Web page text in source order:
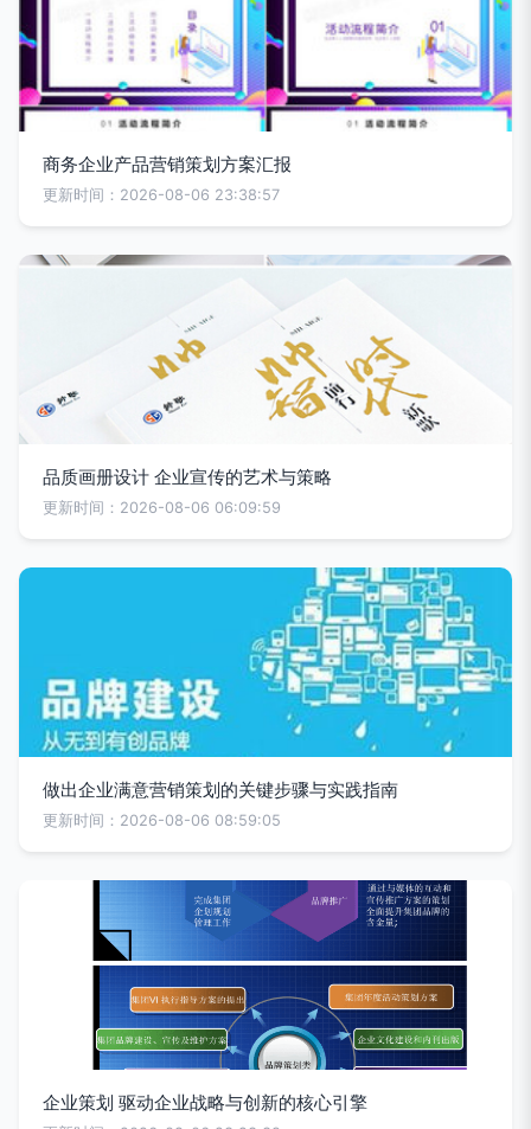
商务企业产品营销策划方案汇报
更新时间：2026-08-06 23:38:57
品质画册设计 企业宣传的艺术与策略
更新时间：2026-08-06 06:09:59
做出企业满意营销策划的关键步骤与实践指南
更新时间：2026-08-06 08:59:05
企业策划 驱动企业战略与创新的核心引擎